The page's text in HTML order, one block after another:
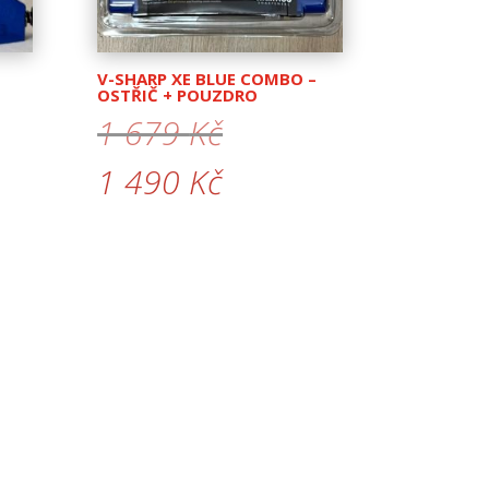
V-SHARP XE BLUE COMBO –
OSTŘIČ + POUZDRO
1 679KčPůvodní
cena
1 490 KčAktuální